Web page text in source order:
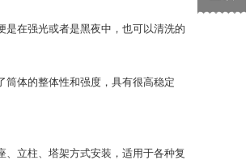
是在强光或者是黑夜中，也可以清洗的
筒体的整体性和强度，具有很高稳定
立柱、塔架方式安装，适用于各种复